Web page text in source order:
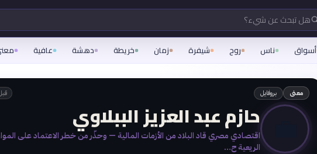
هل تبحث عن شيء؟
أسواق ناس روح شيفرة زمان خريطة دهشة عافية
معنى بروفايل
حازم عبد العزيز الببلاوي
اقتصادي مصري قاد البلاد من الأزمات المالية — وحذّر من خطر الاعتماد على
الريعية ح…